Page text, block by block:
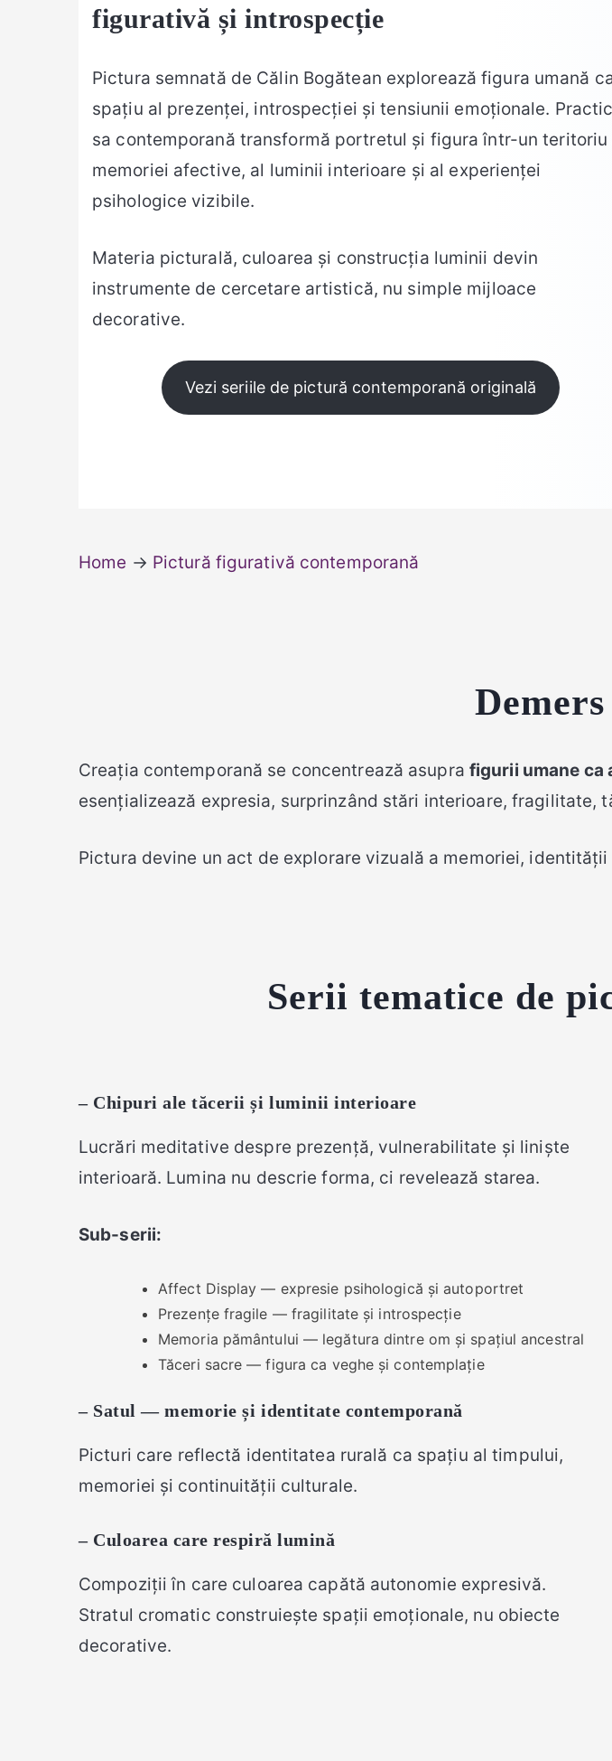
figurativă și introspecție
Pictura semnată de Călin Bogătean explorează figura umană
spațiu al prezenței, introspecției și tensiunii emoționale.
sa contemporană transformă portretul și figura într-un teritoriu
memoriei afective, al luminii interioare și al experienței
psihologice vizibile.
Materia picturală, culoarea și construcția luminii devin
instrumente de cercetare artistică, nu simple mijloace
decorative.
Vezi seriile de pictură contemporană originală
Home → Pictură figurativă contemporană
Creația contemporană se concentrează asupra figurii umane ca
esențializează expresia, surprinzând stări interioare, fragilitate,
Pictura devine un act de explorare vizuală a memoriei,
Serii tematice de
– Chipuri ale tăcerii și luminii interioare
Lucrări meditative despre prezență, vulnerabilitate și liniște
interioară. Lumina nu descrie forma, ci revelează starea.
Sub-serii:
Affect Display — expresie psihologică și autoportret
Prezențe fragile — fragilitate și introspecție
Memoria pământului — legătura dintre om și spațiul ancestral
Tăceri sacre — figura ca veghe și contemplație
– Satul — memorie și identitate contemporană
Picturi care reflectă identitatea rurală ca spațiu al timpului,
memoriei și continuității culturale.
– Culoarea care respiră lumină
Compoziții în care culoarea capătă autonomie expresivă.
Stratul cromatic construiește spații emoționale, nu obiecte
decorative.